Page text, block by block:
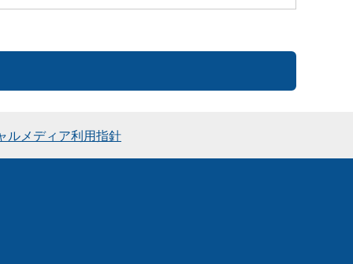
ルメディア利用指針